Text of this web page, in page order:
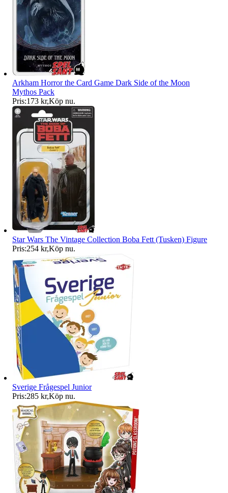
Arkham Horror the Card Game Dark Side of the Moon
Mythos Pack
Pris:173 kr,Köp nu.
Star Wars The Vintage Collection Boba Fett (Tusken) Figure
Pris:254 kr,Köp nu.
Sverige Frågespel Junior
Pris:285 kr,Köp nu.